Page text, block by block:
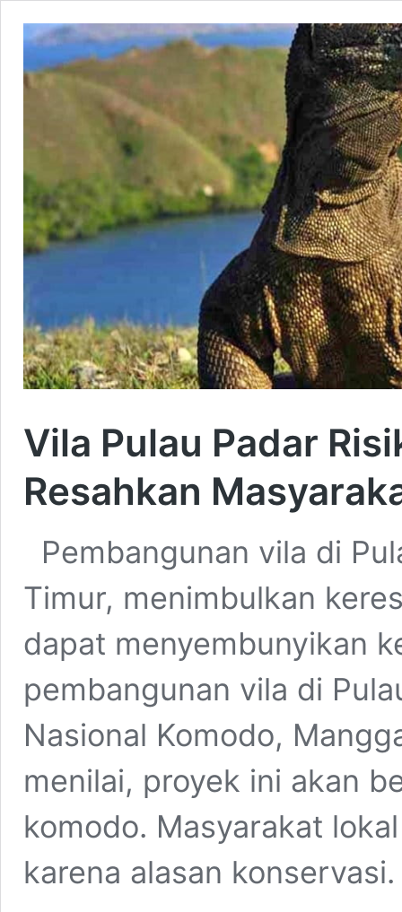
Vila Pulau Padar
Resahkan
Pembangunan vila di
Timur, menimbulkan
dapat menyembunyikan
pembangunan vila di
Nasional Komodo,
menilai, proyek ini akan
komodo. Masyarakat
karena alasan